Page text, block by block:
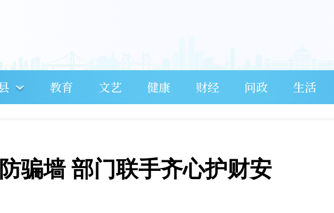
教育 文艺 健康 财经 问政 生活
骗墙 部门联手齐心护财安